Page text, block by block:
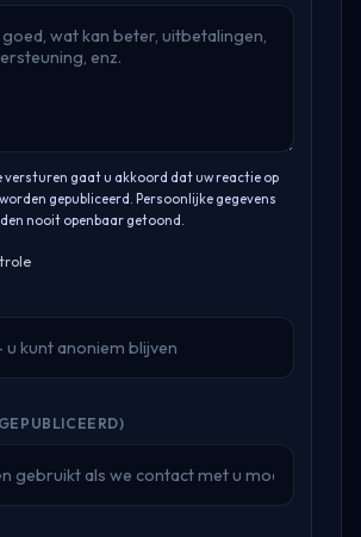
versturen gaat u akkoord dat uw reactie op
gepubliceerd. Persoonlijke gegevens
nooit openbaar getoond.